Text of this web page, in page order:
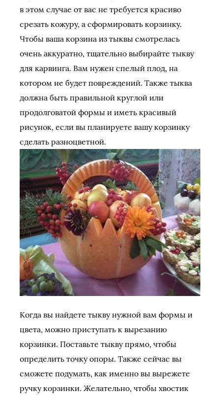
в этом случае от вас не требуется красиво
срезать кожуру, а сформировать корзинку.
Чтобы ваша корзина из тыквы смотрелась
очень аккуратно, тщательно выбирайте тыкву
для карвинга. Вам нужен спелый плод, на
котором не будет повреждений. Также тыква
должна быть правильной круглой или
продолговатой формы и иметь красивый
рисунок, если вы планируете вашу корзинку
сделать разноцветной.
Когда вы найдете тыкву нужной вам формы и
цвета, можно приступать к вырезанию
корзинки. Поставьте тыкву прямо, чтобы
определить точку опоры. Также сейчас вы
сможете подумать, как именно вы вырежете
ручку корзинки. Желательно, чтобы хвостик